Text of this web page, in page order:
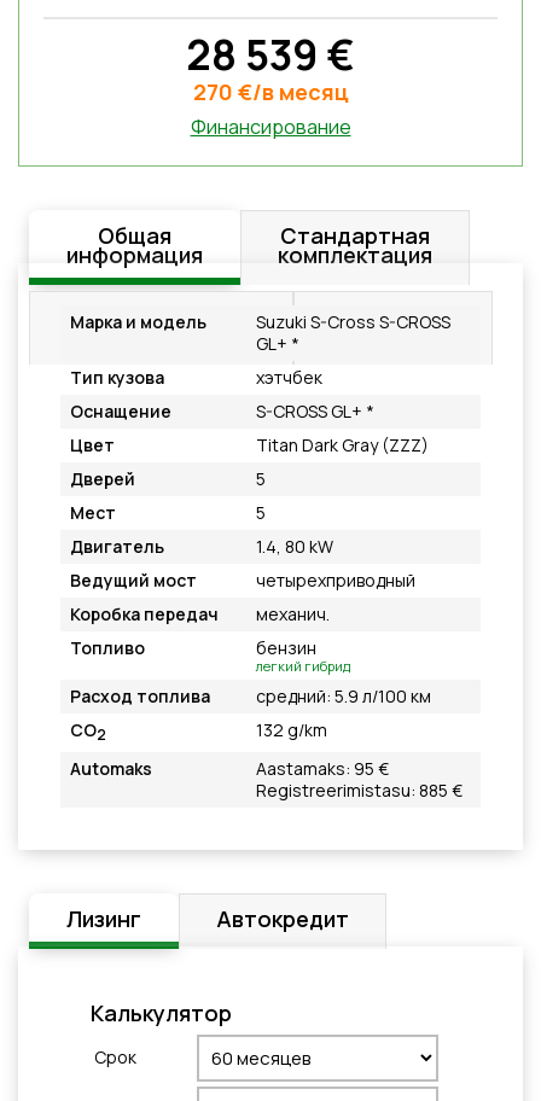
28 539 €
270 €/в месяц
Финансирование
Общая
информация
Стандартная
комплектация
Дополнительное
оснащение
Подробнее
Марка и модель
Suzuki S-Cross S-CROSS
GL+ *
Тип кузова
хэтчбек
Оснащение
S-CROSS GL+ *
Цвет
Titan Dark Gray (ZZZ)
Дверей
5
Мест
5
Двигатель
1.4, 80 kW
Ведущий мост
четырехприводный
Коробка передач
механич.
Топливо
бензин
легкий гибрид
Расход топлива
средний: 5.9 л/100 км
CO2
132 g/km
Automaks
Aastamaks: 95 €
Registreerimistasu: 885 €
Лизинг Автокредит
Калькулятор
Cрок